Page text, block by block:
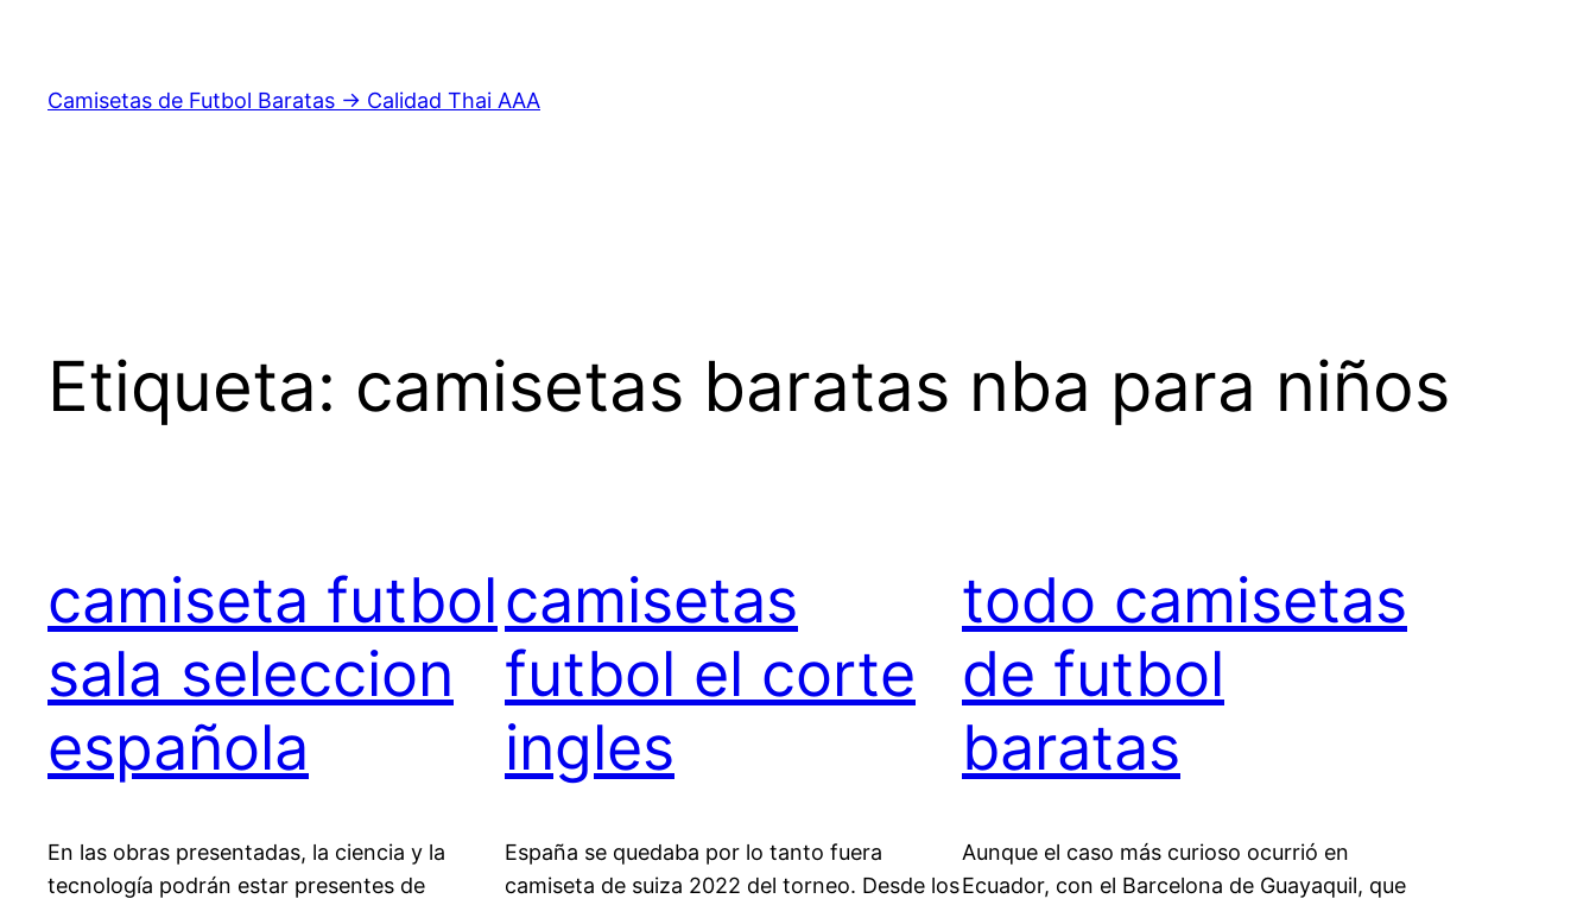
contenido
Camisetas de Futbol Baratas → Calidad Thai AAA
Etiqueta: camisetas baratas nba para niños
camiseta futbol
sala seleccion
española
En las obras presentadas, la ciencia y la
tecnología podrán estar presentes de
camisetas
futbol el corte
ingles
España se quedaba por lo tanto fuera
camiseta de suiza 2022 del torneo. Desde los
todo camisetas
de futbol
baratas
Aunque el caso más curioso ocurrió en
Ecuador, con el Barcelona de Guayaquil, que